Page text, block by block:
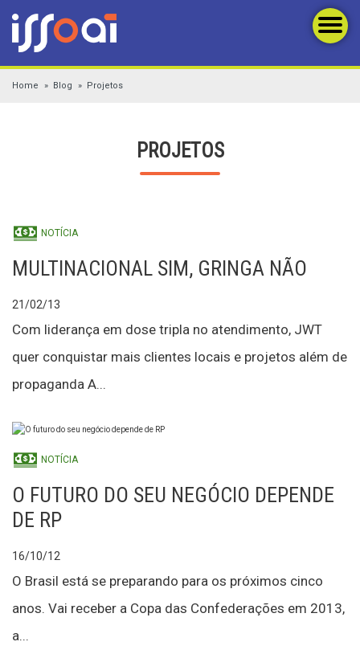
Home Blog Projetos
PROJETOS
NOTÍCIA
MULTINACIONAL SIM, GRINGA NÃO
21/02/13
Com liderança em dose tripla no atendimento, JWT
quer conquistar mais clientes locais e projetos além de
propaganda A...
NOTÍCIA
O FUTURO DO SEU NEGÓCIO DEPENDE
DE RP
16/10/12
O Brasil está se preparando para os próximos cinco
anos. Vai receber a Copa das Confederações em 2013,
a...